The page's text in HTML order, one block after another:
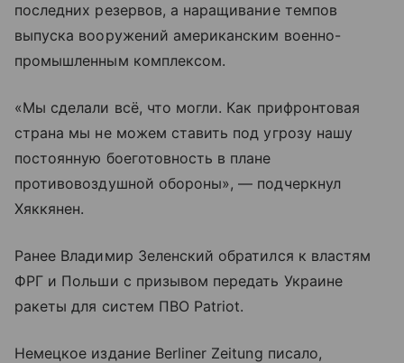
последних резервов, а наращивание темпов
выпуска вооружений американским военно-
промышленным комплексом.
«Мы сделали всё, что могли. Как прифронтовая
страна мы не можем ставить под угрозу нашу
постоянную боеготовность в плане
противовоздушной обороны», — подчеркнул
Хяккянен.
Ранее Владимир Зеленский обратился к властям
ФРГ и Польши с призывом передать Украине
ракеты для систем ПВО Patriot.
Немецкое издание Berliner Zeitung писало,